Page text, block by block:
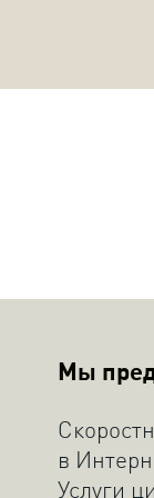
Мы
в
Услуги